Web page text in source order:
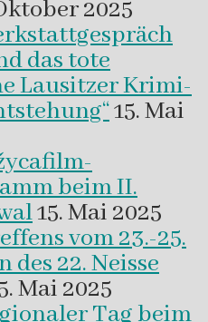
2025
das tote
Lausitzer Krimi-
15. Mai
beim II.
15. Mai 2025
vom 23.-25.
des 22. Neisse
Mai 2025
Tag beim